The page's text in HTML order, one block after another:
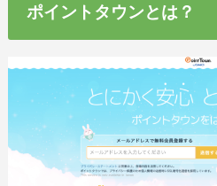
ポイントタウンとは？